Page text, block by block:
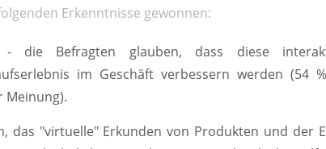
Erkenntnisse gewonnen:
die Befragten glauben, dass diese
im Geschäft verbessern werden (54
Meinung).
das "virtuelle" Erkunden von Produkten und der